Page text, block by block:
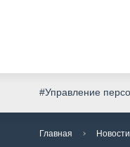
#Управление
Главная